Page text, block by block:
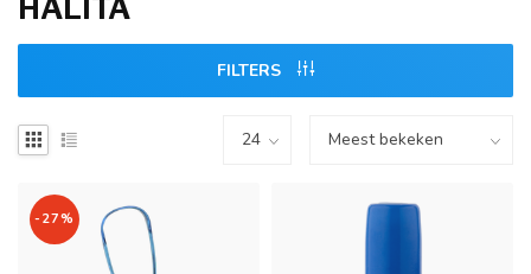
HALITA
FILTERS
-27%